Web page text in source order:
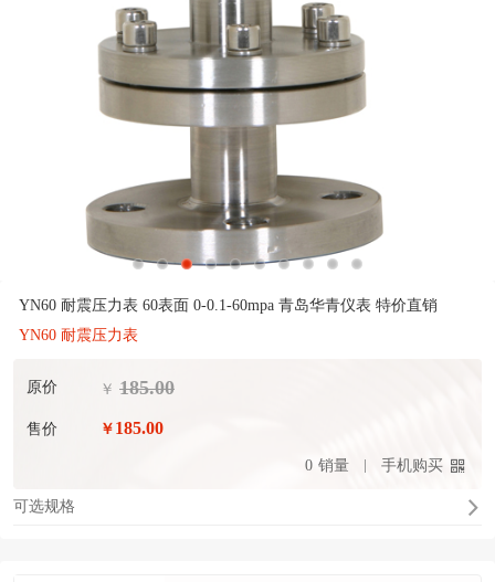
YN60 耐震压力表 60表面 0-0.1-60mpa 青岛华青仪表 特价直销
YN60 耐震压力表
原价 ￥ 185.00
售价 ￥ 185.00
0 销量 手机购买
可选规格